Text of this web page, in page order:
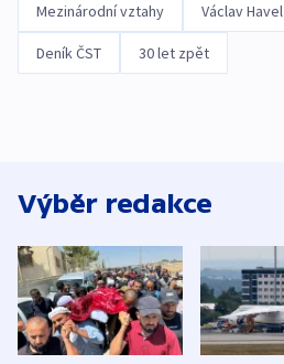
Mezinárodní vztahy Václav Havel
Deník ČST 30 let zpět
Výběr redakce